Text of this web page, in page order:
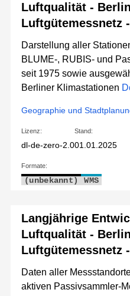
Luftqualität -
Luftgütemessnetz
Darstellung aller
BLUME-, RUBIS- und
seit 1975 sowie
Berliner Klimastationen
Geographie und
Lizenz:
dl-de-zero-2.0
Stand:
01.01.2025
Formate:
(unbekannt) WMS
Langjährige
Luftqualität -
Luftgütemessnetz
Daten aller
aktiven Passivsammler-